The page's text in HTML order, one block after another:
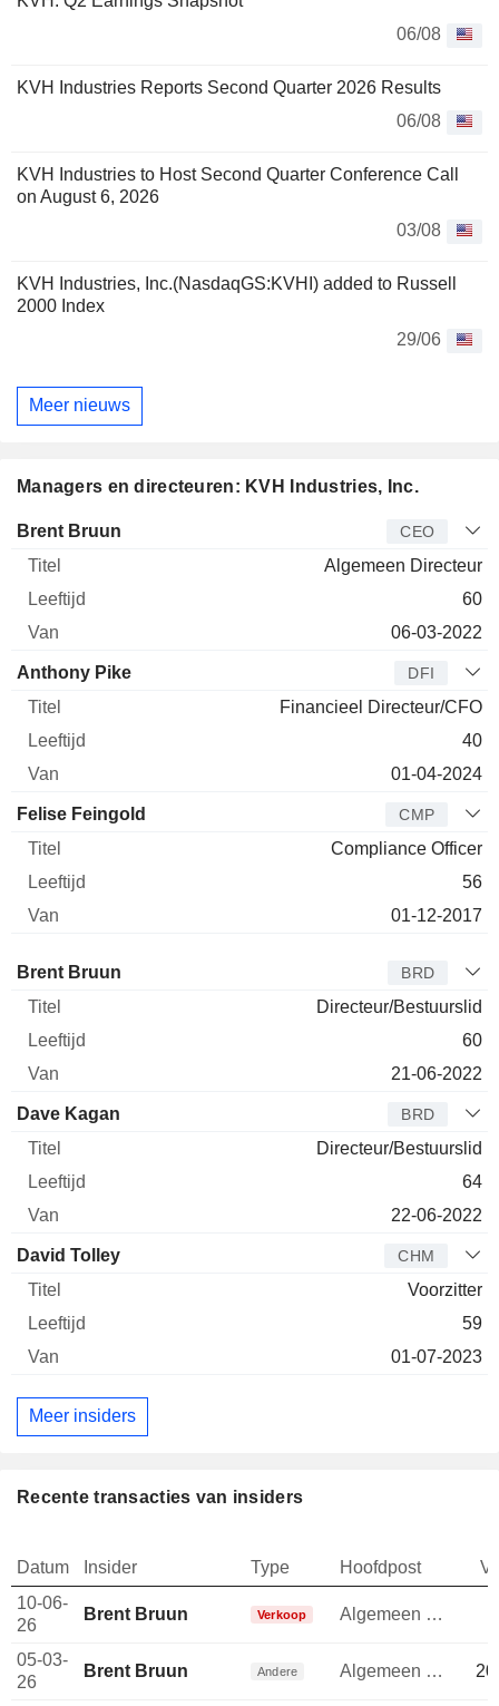
06/08
KVH Industries Reports Second Quarter 2026 Results
06/08
KVH Industries to Host Second Quarter Conference Call
on August 6, 2026
03/08
KVH Industries, Inc.(NasdaqGS:KVHI) added to Russell
2000 Index
29/06
Meer nieuws
Managers en directeuren: KVH Industries, Inc.
Bedrijfsleider
Brent Bruun CEO
Algemeen Directeur
60
06-03-2022
Anthony Pike DFI
Financieel Directeur/CFO
40
01-04-2024
Felise Feingold CMP
Compliance Officer
56
01-12-2017
Bestuurder Titel
Brent Bruun BRD
Directeur/Bestuurslid
60
21-06-2022
Dave Kagan BRD
Directeur/Bestuurslid
64
22-06-2022
David Tolley CHM
Voorzitter
59
01-07-2023
Meer insiders
Recente transacties van insiders
Datum Insider Type Hoofdpost
10-06-
26
Brent Bruun Verkoop Algemeen directeur
05-03-
26
Brent Bruun Andere Algemeen directeur